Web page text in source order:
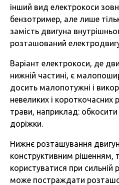
інший вид електрокоси
бензотример, але лише
замість двигуна
розташований
Варіант електрокоси, де
нижній частині, є
досить малопотужні і
невеликих і короткочасних
трави, наприклад:
доріжки.
Нижнє розташування
конструктивним
користуватися при сильній
може постраждати